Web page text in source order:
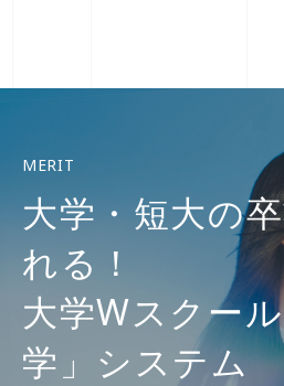
MERIT
大学・短大の
れる！
大学Wスクー
学」システム